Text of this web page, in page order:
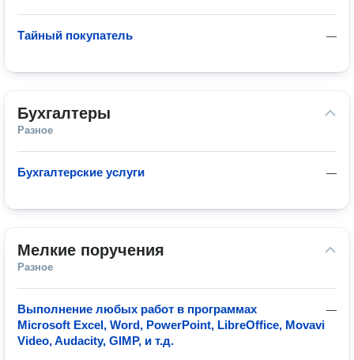
—
Тайный покупатель
Бухгалтеры
Разное
—
Бухгалтерские услуги
Мелкие поручения
Разное
—
Выполнение любых работ в программах
Microsoft Excel, Word, PowerPoint, LibreOffice, Movavi
Video, Audacity, GIMP, и т.д.